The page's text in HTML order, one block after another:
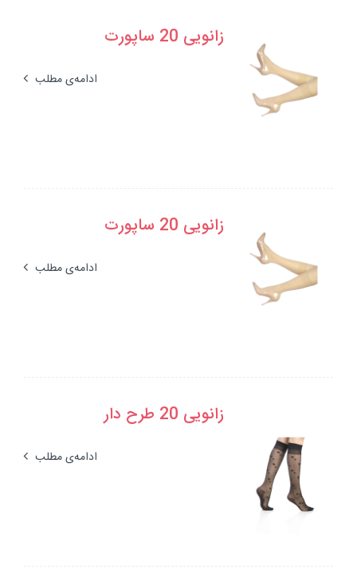
زانویی 20 ساپورت
ادامه‌ی مطلب
زانویی 20 ساپورت
ادامه‌ی مطلب
زانویی 20 طرح دار
ادامه‌ی مطلب